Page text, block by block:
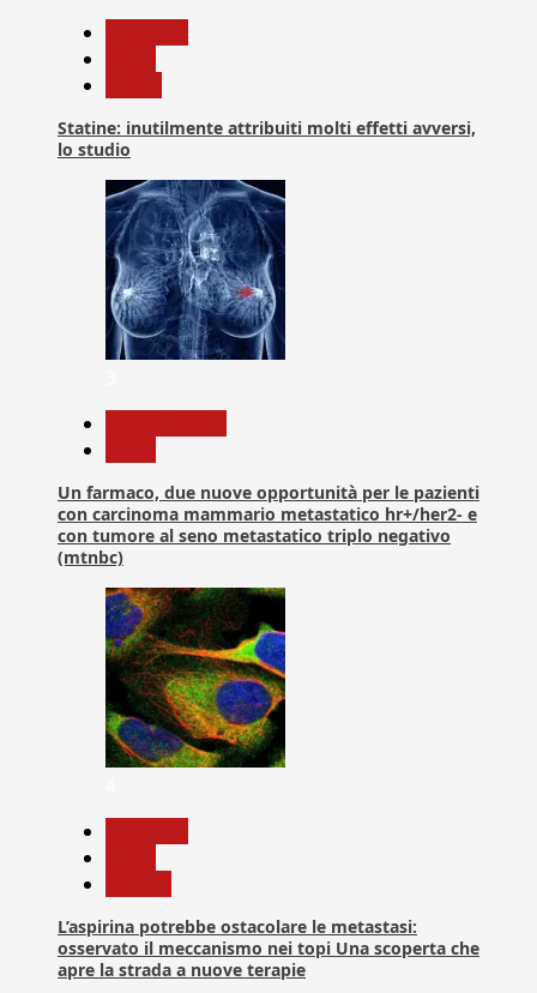
Statine: inutilmente attribuiti molti effetti avversi,
lo studio
Un farmaco, due nuove opportunità per le pazienti
con carcinoma mammario metastatico hr+/her2- e
con tumore al seno metastatico triplo negativo
(mtnbc)
L’aspirina potrebbe ostacolare le metastasi:
osservato il meccanismo nei topi Una scoperta che
apre la strada a nuove terapie